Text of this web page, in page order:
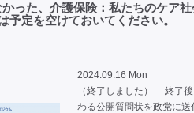
かった、介護保険：私たちのケア
予定を空けておいてください。
2024.09.16 Mon
（終了しました） 終了
わる公開質問状を政党に